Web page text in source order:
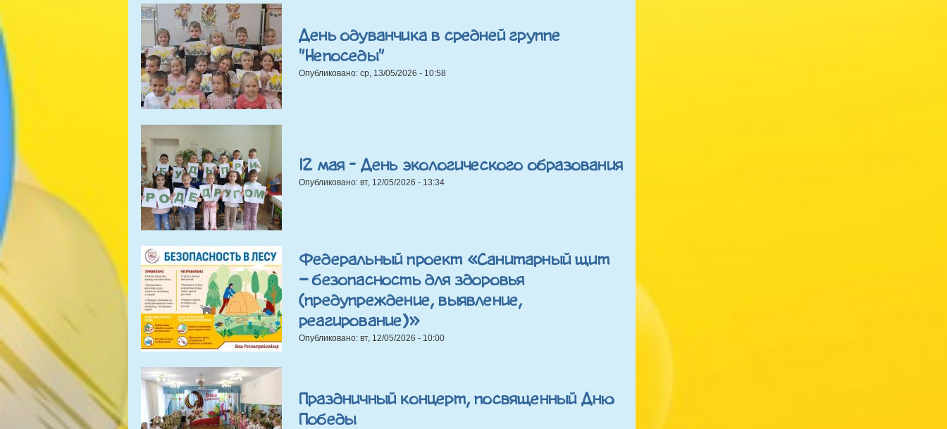
День одуванчика в средней группе
"Непоседы"
Опубликовано: ср, 13/05/2026 - 10:58
12 мая - День экологического образования
Опубликовано: вт, 12/05/2026 - 13:34
Федеральный проект «Санитарный щит
– безопасность для здоровья
(предупреждение, выявление,
реагирование)»
Опубликовано: вт, 12/05/2026 - 10:00
Праздничный концерт, посвященный Дню
Победы